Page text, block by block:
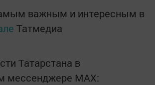
важным и интересным в
Татмедиа
Татарстана в
мессенджере MАХ: